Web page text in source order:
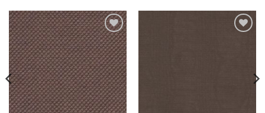
Auf die
Wunschliste